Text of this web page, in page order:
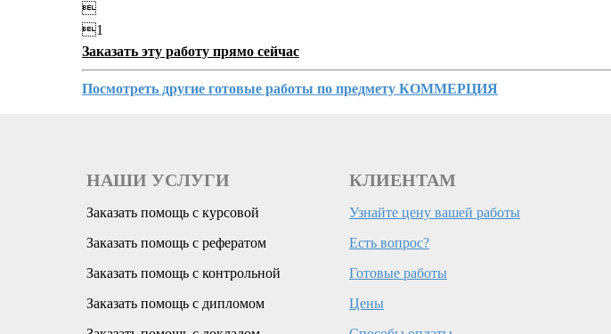

1
Заказать эту работу прямо сейчас
Посмотреть другие готовые работы по предмету КОММЕРЦИЯ
НАШИ УСЛУГИ
Заказать помощь с курсовой
Заказать помощь с рефератом
Заказать помощь с контрольной
Заказать помощь с дипломом
КЛИЕНТАМ
Узнайте цену вашей работы
Есть вопрос?
Готовые работы
Цены